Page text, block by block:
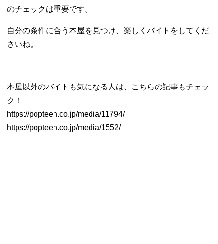
のチェックは重要です。
自分の条件に合う本屋を見つけ、楽しくバイトをしてくだ
さいね。
本屋以外のバイトも気になる人は、こちらの記事もチェッ
ク！
https://popteen.co.jp/media/11794/
https://popteen.co.jp/media/1552/